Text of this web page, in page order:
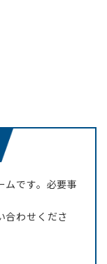
ムです。必要事
合わせくださ